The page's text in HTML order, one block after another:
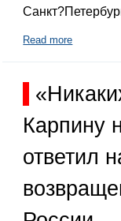
Read more
Карпину
ответил